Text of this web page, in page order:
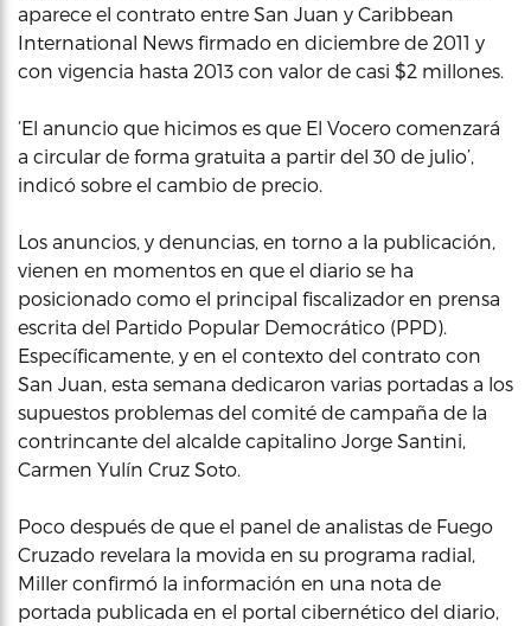
aparece el contrato entre San Juan y Caribbean
International News firmado en diciembre de 2011 y
con vigencia hasta 2013 con valor de casi $2 millones.
‘El anuncio que hicimos es que El Vocero comenzará
a circular de forma gratuita a partir del 30 de julio’,
indicó sobre el cambio de precio.
Los anuncios, y denuncias, en torno a la publicación,
vienen en momentos en que el diario se ha
posicionado como el principal fiscalizador en prensa
escrita del Partido Popular Democrático (PPD).
Específicamente, y en el contexto del contrato con
San Juan, esta semana dedicaron varias portadas a los
supuestos problemas del comité de campaña de la
contrincante del alcalde capitalino Jorge Santini,
Carmen Yulín Cruz Soto.
Poco después de que el panel de analistas de Fuego
Cruzado revelara la movida en su programa radial,
Miller confirmó la información en una nota de
portada publicada en el portal cibernético del diario,